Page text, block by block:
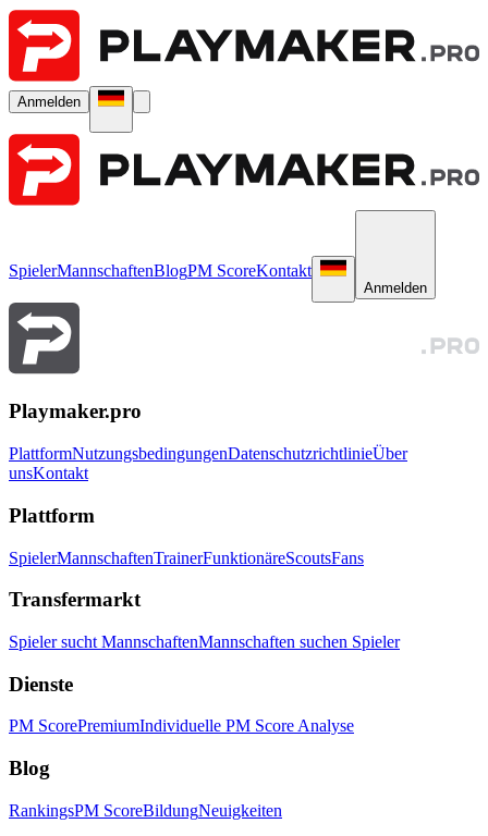
Anmelden
SpielerMannschaftenBlogPM ScoreKontakt
Anmelden
Playmaker.pro
PlattformNutzungsbedingungenDatenschutzrichtlinieÜber
unsKontakt
Plattform
SpielerMannschaftenTrainerFunktionäreScoutsFans
Transfermarkt
Spieler sucht MannschaftenMannschaften suchen Spieler
Dienste
PM ScorePremiumIndividuelle PM Score Analyse
Blog
RankingsPM ScoreBildungNeuigkeiten